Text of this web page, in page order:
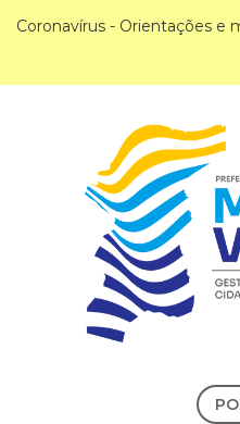
Coronavírus - Orientações e